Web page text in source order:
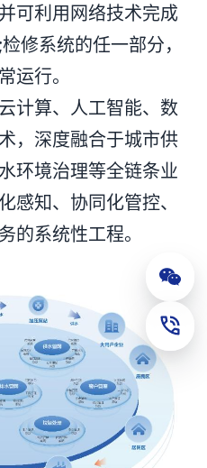
可利用网络技术完成
修系统的任一部分，
运行。
计算、人工智能、数
，深度融合于城市供
环境治理等全链条业
感知、协同化管控、
的系统性工程。
公众
联系